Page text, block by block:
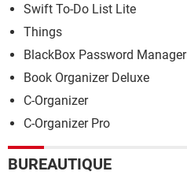
Swift To-Do List Lite
Things
BlackBox Password Manager
Book Organizer Deluxe
C-Organizer
C-Organizer Pro
BUREAUTIQUE